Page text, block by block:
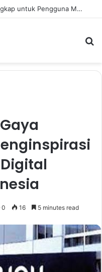
Dutamovie21 Pro: Panduan Lengkap untuk Pengguna Modern
0 16 5 minutes read